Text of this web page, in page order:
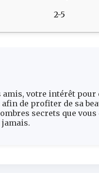
2-5
amis, votre intérêt pour
de profiter de sa
secrets que vous